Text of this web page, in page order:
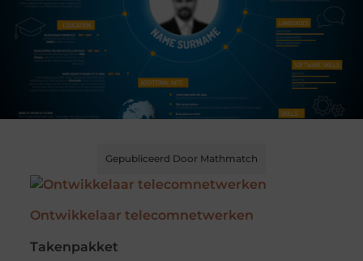
Gepubliceerd Door Mathmatch
Ontwikkelaar telecomnetwerken
Takenpakket